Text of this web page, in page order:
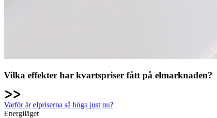
Vilka effekter har kvartspriser fått på elmarknaden?
Varför är elpriserna så höga just nu?
Energiläget